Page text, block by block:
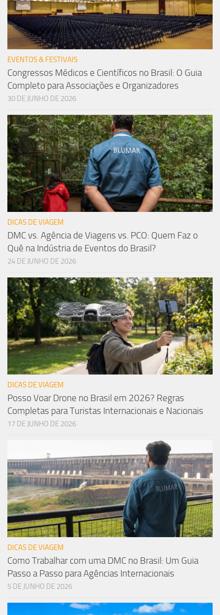
EVENTOS & FESTIVAIS
Congressos Médicos e Científicos no Brasil: O Guia
Completo para Associações e Organizadores
30 DE JUNHO DE 2026
DICAS DE VIAGEM
DMC vs. Agência de Viagens vs. PCO: Quem Faz o
Quê na Indústria de Eventos do Brasil?
24 DE JUNHO DE 2026
DICAS DE VIAGEM
Posso Voar Drone no Brasil em 2026? Regras
Completas para Turistas Internacionais e Nacionais
17 DE JUNHO DE 2026
DICAS DE VIAGEM
Como Trabalhar com uma DMC no Brasil: Um Guia
Passo a Passo para Agências Internacionais
5 DE JUNHO DE 2026